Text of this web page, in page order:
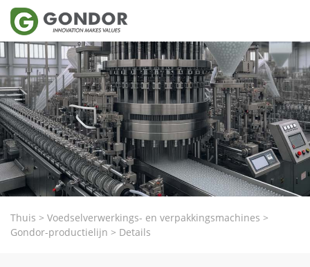
Thuis > Voedselverwerkings- en verpakkingsmachines >
Gondor-productielijn > Details